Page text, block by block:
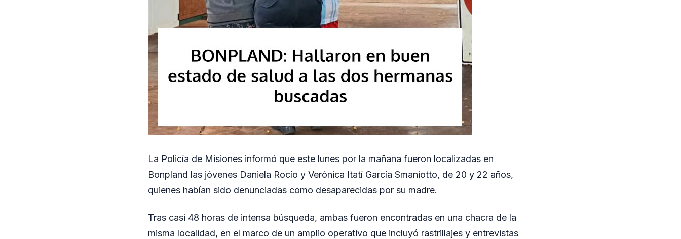
La Policía de Misiones informó que este lunes por la mañana fueron localizadas en
Bonpland las jóvenes Daniela Rocío y Verónica Itatí García Smaniotto, de 20 y 22 años,
quienes habían sido denunciadas como desaparecidas por su madre.
Tras casi 48 horas de intensa búsqueda, ambas fueron encontradas en una chacra de la
misma localidad, en el marco de un amplio operativo que incluyó rastrillajes y entrevistas